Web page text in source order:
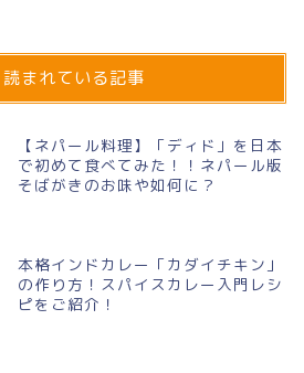
読まれている記事
【ネパール料理】「ディド」を日本
で初めて食べてみた！！ネパール版
そばがきのお味や如何に？
本格インドカレー「カダイチキン」
の作り方！スパイスカレー入門レシ
ピをご紹介！